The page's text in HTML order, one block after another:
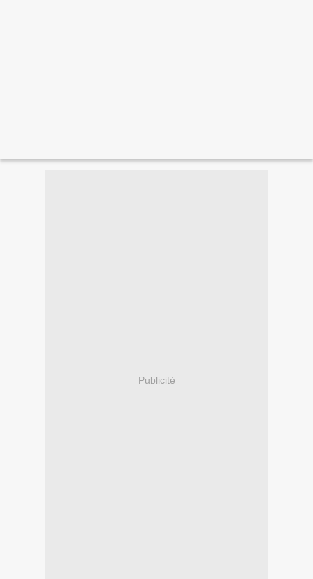
Publicité